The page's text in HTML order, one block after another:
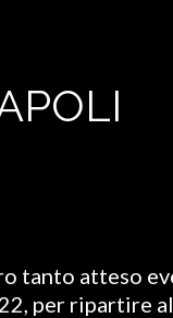
tanto atteso
per ripartire